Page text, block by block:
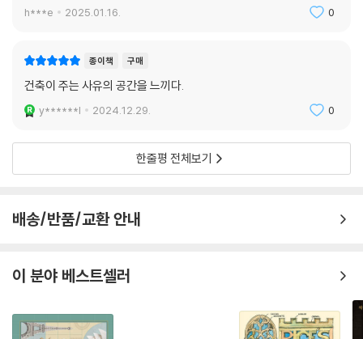
왜관역 부근에 위치한 이 수도원은 수차례의 도시 계획으로 많은 땅이 잘
려 나갔지만 현재에도 2만 평이 넘는 땅 위에 정통적 수도원에 요구되는 각
이며 평화가 가득한 곳이다. 피정센터의 설계를 의뢰받고 맨 처음 방문했
수도원을 이 땅에서 보는 듯 혹은 생 갈렌 수도원의 도서관에서 발견된 수
도원 도면의 실체를 보는 듯 큰 감동을 받았다. 이 땅에도 이런 시설이 있다
에 가까운 수도자들, 순명하는 그들의 삶을 보며 감사하고 감사했다. 이 세
구덕교회, 김해 봉하마을, 밀양 명례성지, 칠곡 성 베네딕도회 왜관 수도
으로 서른 곳에 이르는 건축을 소개하며, 크게는 아홉 장소로 구분할 수 있
다.
시자, 최욱 등이 짓고 조경가 정영선과 가와기시 마쓰노부 등이 꾸민 공간
으로 이미 많은 이가 관심을 지니고 방문하는 장소다. 배우 김지원과 김수
곳이다. 침묵 속에 자연의 한 조각이 된 듯한 낯선 경험을 할 수 있는 ‘현암’,
‘조사’, 경계인을 위한 처소 ‘고침정사’, 최욱이 건축한 ‘가가빈빈’, 알바로 시
다.
h***e 2025.01.16. 0
종이책 구매
건축이 주는 사유의 공간을 느끼다.
y******l 2024.12.29. 0
한줄평 전체보기
배송/반품/교환 안내
이 분야 베스트셀러